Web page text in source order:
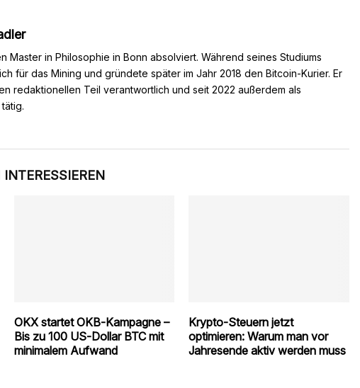
Master in Philosophie in Bonn absolviert. Während seines Studiums
für das Mining und gründete später im Jahr 2018 den Bitcoin-Kurier. Er
redaktionellen Teil verantwortlich und seit 2022 außerdem als
OKX startet OKB‑Kampagne –
Bis zu 100 US‑Dollar BTC mit
minimalem Aufwand
Krypto‑Steuern jetzt
optimieren: Warum man vor
Jahresende aktiv werden muss